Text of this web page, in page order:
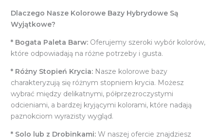
Dlaczego Nasze Kolorowe Bazy Hybrydowe Są
Wyjątkowe?
* Bogata Paleta Barw:Oferujemy szeroki wybór kolorów,
które odpowiadają na różne potrzeby i gusta.
* Różny Stopień Krycia:Nasze kolorowe bazy
charakteryzują się różnym stopniem krycia. Możesz
wybrać między delikatnymi, półprzezroczystymi
odcieniami, a bardzej kryjącymi kolorami, które nadają
paznokciom wyrazisty wygląd.
* Solo lub z Drobinkami:W naszej ofercie znajdziesz